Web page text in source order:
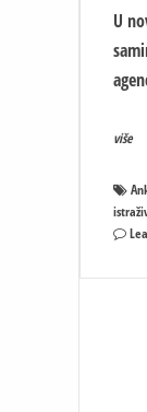
U
više